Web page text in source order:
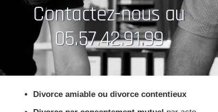
Contactez-nous au
05.57.42.91.99
Divorce amiable ou divorce contentieux